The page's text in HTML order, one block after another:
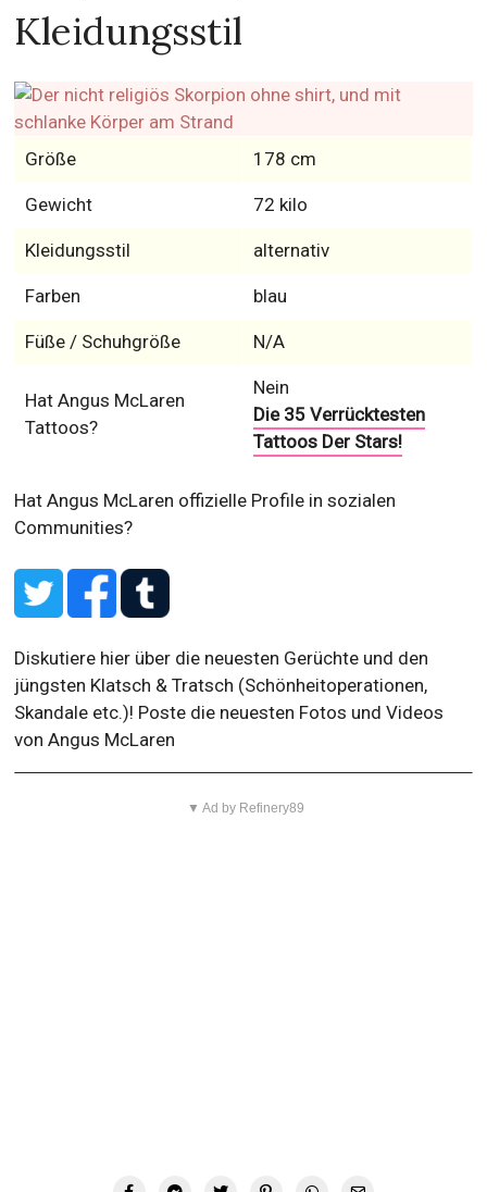
Kleidungsstil
Größe 178 cm
Gewicht 72 kilo
Kleidungsstil alternativ
Farben blau
Füße / Schuhgröße N/A
Hat Angus McLaren
Tattoos?
Nein
Die 35 Verrücktesten
Tattoos Der Stars!
Hat Angus McLaren offizielle Profile in sozialen
Communities?
Diskutiere hier über die neuesten Gerüchte und den
jüngsten Klatsch & Tratsch (Schönheitoperationen,
Skandale etc.)! Poste die neuesten Fotos und Videos
von Angus McLaren
▼ Ad by Refinery89